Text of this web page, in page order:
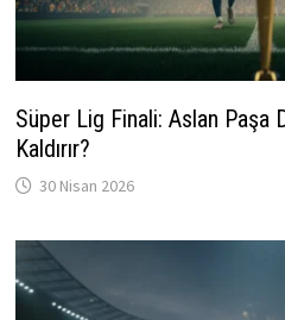
Süper Lig Finali: Aslan Paşa
Kaldırır?
30 Nisan 2026